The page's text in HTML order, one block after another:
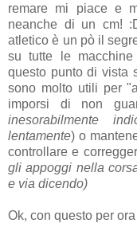
remare mi piace e
neanche di un cm!
atletico è un pò il
su tutte le
questo punto di vista
sono molto utili per
imporsi di non
inesorabilmente
lentamente) o
controllare e
gli appoggi nella
e via dicendo)
Ok, con questo per ora